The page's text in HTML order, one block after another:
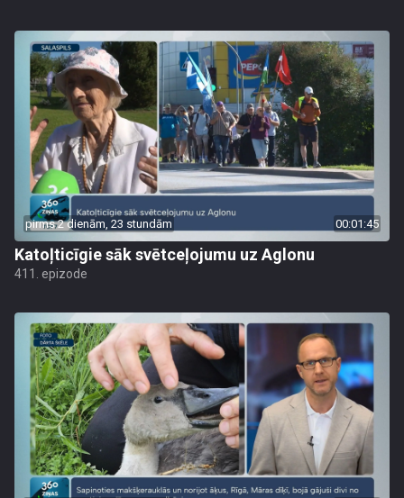
pirms 2 dienām, 23 stundām 00:01:45
Katoļticīgie sāk svētceļojumu uz Aglonu
411. epizode